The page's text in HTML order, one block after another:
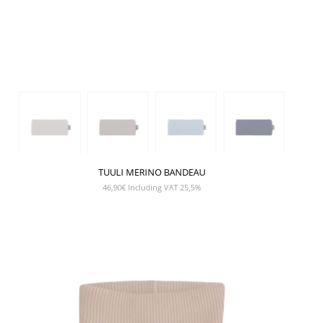
TUULI MERINO BANDEAU
46,90€ Including VAT 25,5%